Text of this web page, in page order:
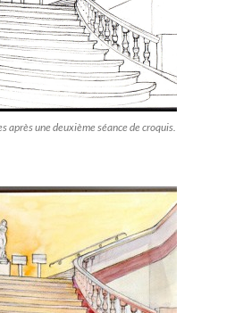
après une deuxième séance de croquis.